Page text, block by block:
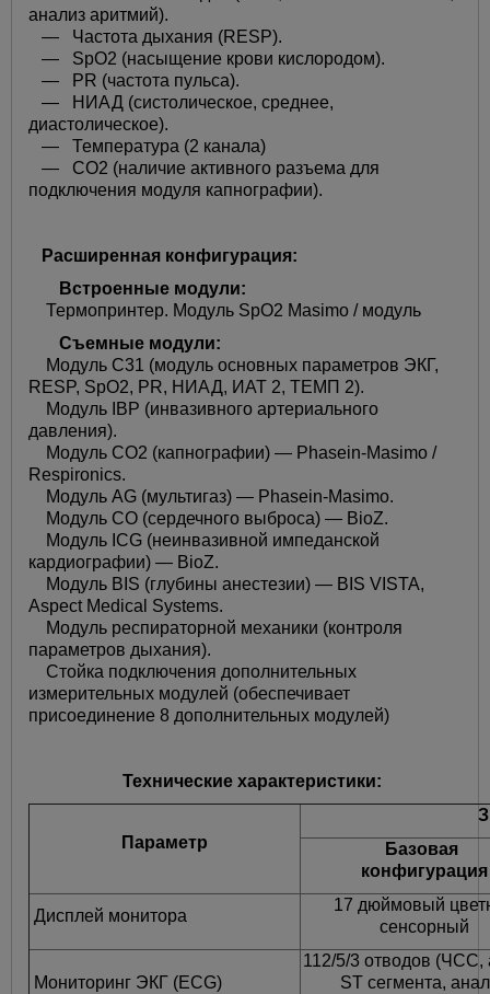
анализ аритмий).
— Частота дыхания (RESP).
— SpO2 (насыщение крови кислородом).
— PR (частота пульса).
— НИАД (систолическое, среднее,
диастолическое).
— Температура (2 канала)
— CO2 (наличие активного разъема для
подключения модуля капнографии).
Расширенная конфигурация:
Встроенные модули:
Термопринтер. Модуль SpO2 Masimo / модуль
Съемные модули:
Модуль С31 (модуль основных параметров ЭКГ,
RESP, SpO2, PR, НИАД, ИАТ 2, ТЕМП 2).
Модуль IBP (инвазивного артериального
давления).
Модуль CO2 (капнографии) — Phasein-Masimo /
Respironics.
Модуль AG (мультигаз) — Phasein-Masimo.
Модуль CO (сердечного выброса) — BioZ.
Модуль ICG (неинвазивной импеданской
кардиографии) — BioZ.
Модуль BIS (глубины анестезии) — BIS VISTA,
Aspect Medical Systems.
Модуль респираторной механики (контроля
параметров дыхания).
Стойка подключения дополнительных
измерительных модулей (обеспечивает
присоединение 8 дополнительных модулей)
Технические характеристики:
Параметр
Базовая
конфигурация
Дисплей монитора
17 дюймовый
сенсорный
Мониторинг ЭКГ (ECG)
112/5/3 отводов (ЧСС,
ST сегмента,